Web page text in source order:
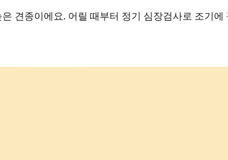
견종이에요. 어릴 때부터 정기 심장검사로 조기에